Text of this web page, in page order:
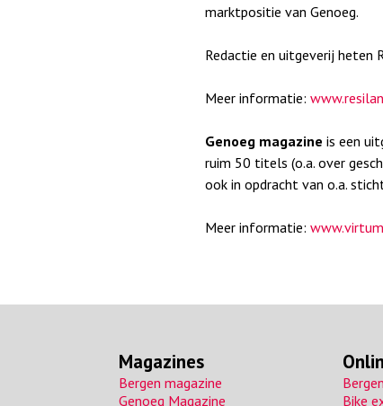
marktpositie van Genoeg.
Redactie en uitgeverij heten
Meer informatie:
Genoeg magazine is een
ruim 50 titels (o.a. over
ook in opdracht van o.a.
Meer informatie:
Magazines
Bergen magazine
Genoeg Magazine
Bike